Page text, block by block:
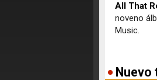
All That
noveno
Music.
Nuevo